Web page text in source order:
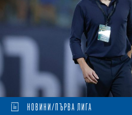
НОВИНИ/ПЪРВА ЛИГА